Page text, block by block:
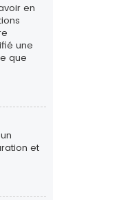
en
une
que
et